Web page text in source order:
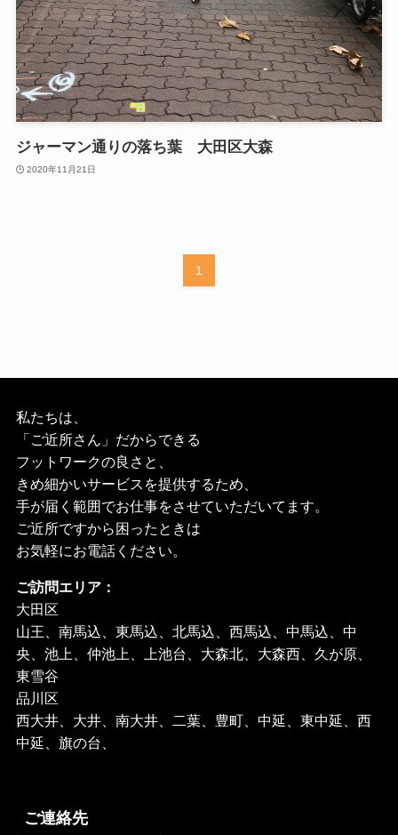
ジャーマン通りの落ち葉 大田区大森
2020年11月21日
1
私たちは、
「ご近所さん」だからできる
フットワークの良さと、
きめ細かいサービスを提供するため、
手が届く範囲でお仕事をさせていただいてます。
ご近所ですから困ったときは
お気軽にお電話ください。
ご訪問エリア：
大田区
山王、南馬込、東馬込、北馬込、西馬込、中馬込、中
央、池上、仲池上、上池台、大森北、大森西、久が原、
東雪谷
品川区
西大井、大井、南大井、二葉、豊町、中延、東中延、西
中延、旗の台、
ご連絡先